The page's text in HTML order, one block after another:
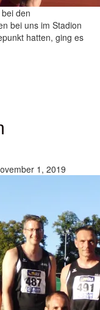
den
bei uns im Stadion
hatten, ging es
1, 2019